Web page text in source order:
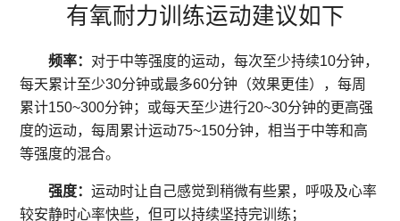
有氧耐力训练运动建议如下
频率： 对于中等强度的运动，每次至少持续10分钟，
每天累计至少30分钟或最多60分钟（效果更佳），每周
累计150~300分钟；或每天至少进行20~30分钟的更高强
度的运动，每周累计运动75~150分钟，相当于中等和高
等强度的混合。
强度：运动时让自己感觉到稍微有些累，呼吸及心率
较安静时心率快些，但可以持续坚持完训练；